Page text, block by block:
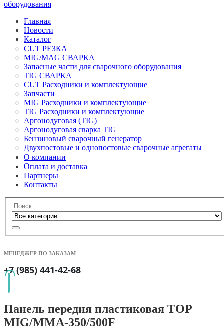
Главная
Новости
Каталог
CUT РЕЗКА
MIG/MAG СВАРКА
Запасные части для сварочного оборудования
TIG СВАРКА
CUT Расходники и комплектующие
Запчасти
MIG Расходники и комплектующие
TIG Расходники и комплектующие
Аргонодуговая (TIG)
Аргонодуговая сварка TIG
Бензиновый сварочный генератор
Двухпостовые и однопостовые сварочные агрегаты
О компании
Оплата и доставка
Партнеры
Контакты
МЕНЕДЖЕР ПО ЗАКАЗАМ
+7 (985) 441-42-68
Панель передня пластиковая TOP
MIG/MMA-350/500F